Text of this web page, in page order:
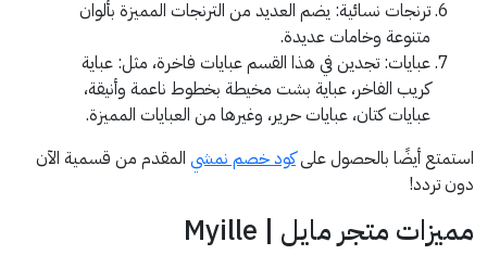
ترنجات نسائية: يضم العديد من الترنجات المميزة بألوان
متنوعة وخامات عديدة.
عبايات: تجدين في هذا القسم عبايات فاخرة، مثل: عباية
كريب الفاخر، عباية بشت مخيطة بخطوط ناعمة وأنيقة،
عبايات كتان، عبايات حرير، وغيرها من العبايات المميزة.
استمتع أيضًا بالحصول علىكود خصم نمشي المقدم من قسمية الآن
دون تردد!
مميزات متجر مايل | Myille